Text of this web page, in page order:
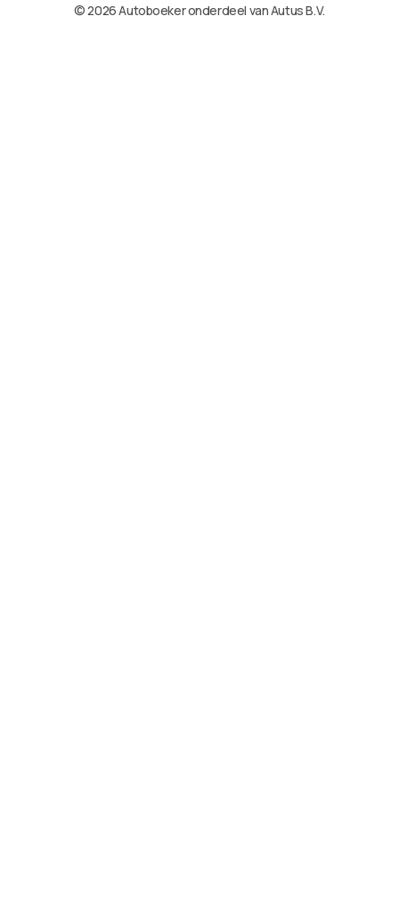
© 2026 Autoboeker onderdeel van Autus B.V.